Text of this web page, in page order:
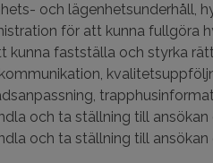
och lägenhetsunderhåll,
för att kunna fullgöra
kunna fastställa och styrka
och ta ställning till
och ta ställning till